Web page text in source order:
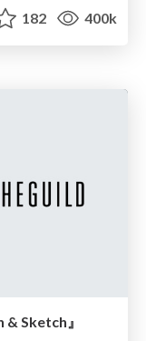
182 400k
Sketch』